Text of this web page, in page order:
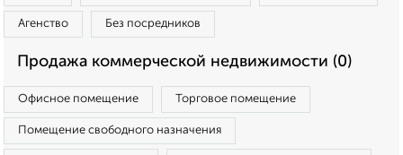
Агенство Без посредников
Продажа коммерческой недвижимости (0)
Офисное помещение Торговое помещение
Помещение свободного назначения